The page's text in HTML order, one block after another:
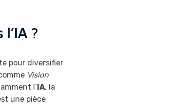
?
pour diversifier
Vision
l’IA, la
une pièce